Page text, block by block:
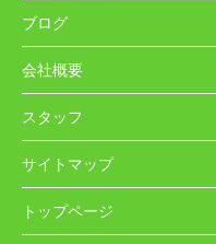
ブログ
会社概要
スタッフ
サイトマップ
トップページ